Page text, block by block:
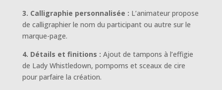
3. Calligraphie personnalisée : L’animateur propose
de calligraphier le nom du participant ou autre sur le
marque-page.
4. Détails et finitions : Ajout de tampons à l’effigie
de Lady Whistledown, pompoms et sceaux de cire
pour parfaire la création.